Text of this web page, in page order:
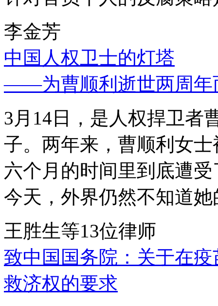
李金芳
中国人权卫士的灯塔
——为曹顺利逝世两周年
3月14日，是人权捍卫者
子。两年来，曹顺利女
六个月的时间里到底遭
今天，外界仍然不知道
王胜生等13位律师
致中国国务院：关于在
救济权的要求